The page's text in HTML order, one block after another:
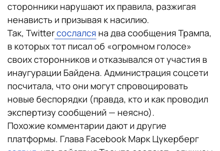
сторонники нарушают их правила, разжигая
ненависть и призывая к насилию.
Так, Twitterсослался на два сообщения Трампа,
в которых тот писал об «огромном голосе»
своих сторонников и отказывался от участия в
инаугурации Байдена. Администрация соцсети
посчитала, что они могут спровоцировать
новые беспорядки (правда, кто и как проводил
экспертизу сообщений — неясно).
Похожие комментарии дают и другие
платформы. Глава Facebook Марк Цукерберг